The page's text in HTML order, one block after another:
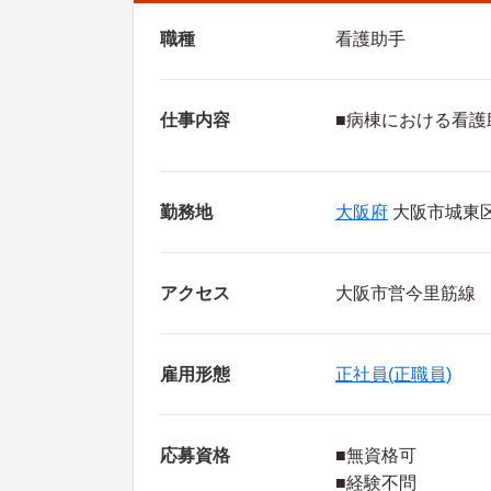
職種 看護助手
仕事内容 ■病棟における看
勤務地 大阪府 大阪市城東
アクセス 大阪市営今里筋線
雇用形態 正社員(正職員)
応募資格
■無資格可
■経験不問